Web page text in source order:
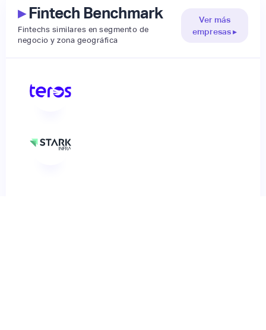
▸Fintech Benchmark
Fintechs similares en segmento de
negocio y zona geográfica
Ver más
empresas ▸